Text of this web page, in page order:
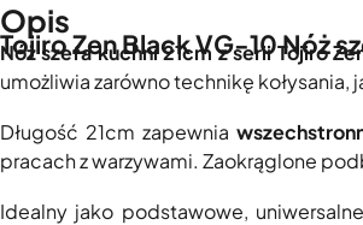
Tojiro Zen Black VG-10 Nóż
Opis
Nóż szefa kuchni 21cm z serii Tojiro
umożliwia zarówno technikę
Długość 21cm zapewnia
pracach z warzywami. Zaokrąglone
Idealny jako podstawowe,